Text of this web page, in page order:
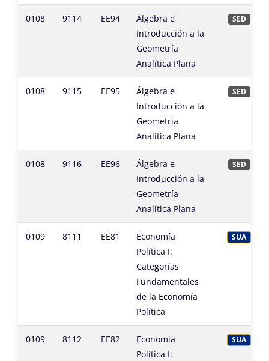
0108 9114 EE94
Álgebra e
Introducción a la
Geometría
Analítica Plana
SED
0108 9115 EE95
Álgebra e
Introducción a la
Geometría
Analítica Plana
SED
0108 9116 EE96
Álgebra e
Introducción a la
Geometría
Analítica Plana
SED
0109 8111 EE81
Economía
Política I:
Categorías
Fundamentales
de la Economía
Política
SUA
0109 8112 EE82
Economía
Política I:
SUA